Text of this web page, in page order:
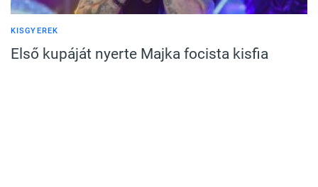
KISGYEREK
Első kupáját nyerte Majka focista kisfia